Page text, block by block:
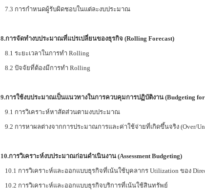
7.3 การกำหนดผู้รับผิดชอบในแต่ละงบประมาณ
8.การจัดทำงบประมาณที่แปรเปลี่ยนของธุรกิจ (Rolling Forecast)
8.1 ระยะเวลาในการทำ Rolling
8.2 ปัจจัยที่ต้องมีการทำ Rolling
9.การใช้งบประมาณเป็นแนวทางในการควบคุมการปฏิบัติงาน (Budgeting
9.1 การวิเคราะห์หาสัดส่วนตามงบประมาณ
9.2 การหาผลต่างจากการประมาณการและค่าใช้จ่ายที่เกิดขึ้นจริง (Over/
10.การวิเคราะห์งบประมาณก่อนดำเนินงาน (Assessment Budgeting)
10.1 การวิเคราะห์และออกแบบธุรกิจที่เน้นใช้บุคลากร Utilization ของ
10.2 การวิเคราะห์และออกแบบธุรกิจบริการที่เน้นใช้สินทรัพย์